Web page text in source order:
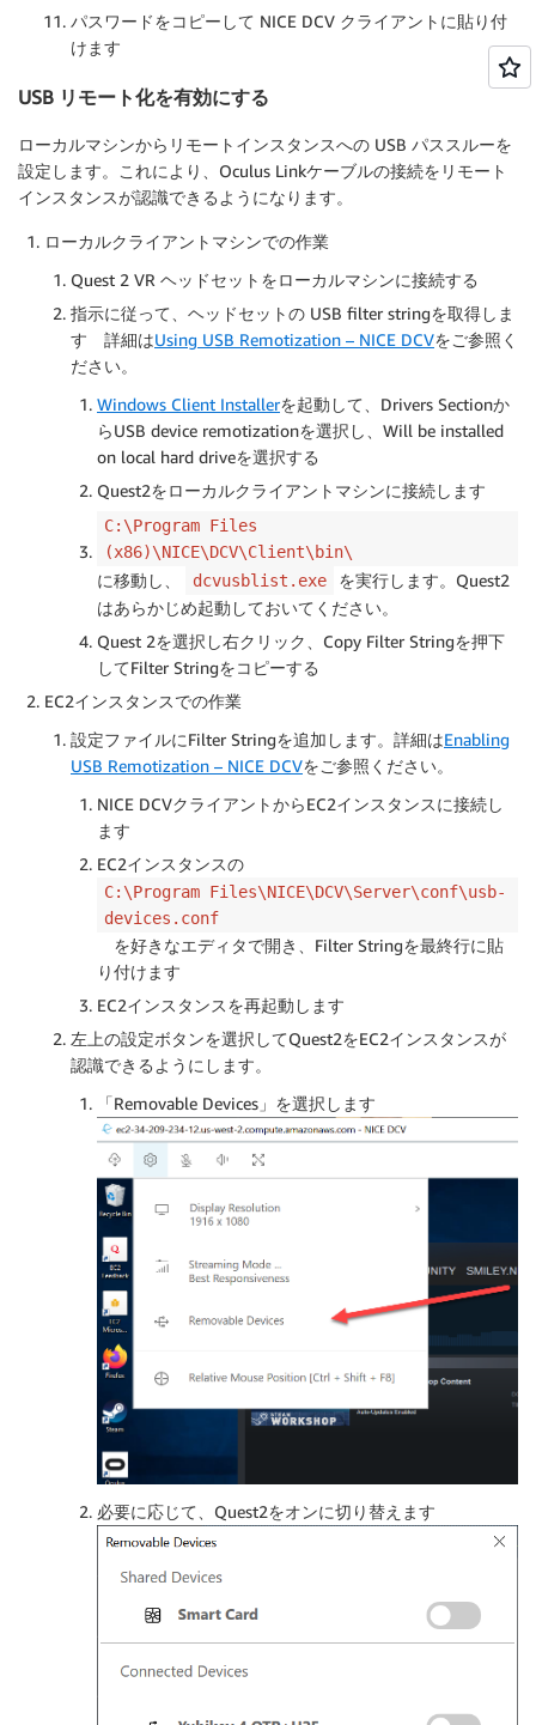
パスワードをコピーして NICE DCV クライアントに貼り付
けます
USB リモート化を有効にする
ローカルマシンからリモートインスタンスへの USB パススルーを
設定します。これにより、Oculus Linkケーブルの接続をリモート
インスタンスが認識できるようになります。
ローカルクライアントマシンでの作業
Quest 2 VR ヘッドセットをローカルマシンに接続する
指示に従って、ヘッドセットの USB filter stringを取得しま
す 詳細はUsing USB Remotization – NICE DCVをご参照く
ださい。
Windows Client Installerを起動して、Drivers Sectionか
らUSB device remotizationを選択し、Will be installed
on local hard driveを選択する
Quest2をローカルクライアントマシンに接続します
C:\Program Files
(x86)\NICE\DCV\Client\bin\
に移動し、 dcvusblist.exe
を実行します。Quest2
はあらかじめ起動しておいてください。
Quest 2を選択し右クリック、Copy Filter Stringを押下
してFilter Stringをコピーする
EC2インスタンスでの作業
設定ファイルにFilter Stringを追加します。詳細はEnabling
USB Remotization – NICE DCVをご参照ください。
NICE DCVクライアントからEC2インスタンスに接続し
ます
EC2インスタンスの
C:\Program Files\NICE\DCV\Server\conf\usb-
devices.conf
を好きなエディタで開き、Filter Stringを最終行に貼
り付けます
EC2インスタンスを再起動します
左上の設定ボタンを選択してQuest2をEC2インスタンスが
認識できるようにします。
「Removable Devices」を選択します
必要に応じて、Quest2をオンに切り替えます